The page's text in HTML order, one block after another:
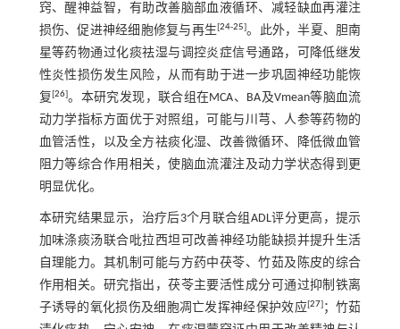
窍、醒神益智，有助改善脑部血液循环、减轻缺血再灌注
损伤、促进神经细胞修复与再生[24-25]。此外，半夏、胆南
星等药物通过化痰祛湿与调控炎症信号通路，可降低继发
性炎性损伤发生风险，从而有助于进一步巩固神经功能恢
复 [26]。本研究发现，联合组在MCA、BA及Vmean等脑血流
动力学指标方面优于对照组，可能与川芎、人参等药物的
血管活性，以及全方祛痰化湿、改善微循环、降低微血管
阻力等综合作用相关，使脑血流灌注及动力学状态得到更
明显优化。
本研究结果显示，治疗后3个月联合组ADL评分更高，提示
加味涤痰汤联合吡拉西坦可改善神经功能缺损并提升生活
自理能力。其机制可能与方药中茯苓、竹茹及陈皮的综合
作用相关。研究指出，茯苓主要活性成分可通过抑制铁离
子诱导的氧化损伤及细胞凋亡发挥神经保护效应[27]；竹茹